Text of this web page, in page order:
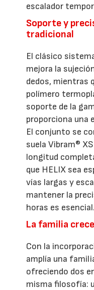
escalador
Soporte y
tradicional
El clásico
mejora la
dedos, mientras
polímero
soporte de la
proporciona una
El conjunto se
suela Vibram®
longitud
que HELIX sea
vías largas y
mantener la
horas es esencial.
La familia crece
Con la
amplía una
ofreciendo dos
misma filosofía: